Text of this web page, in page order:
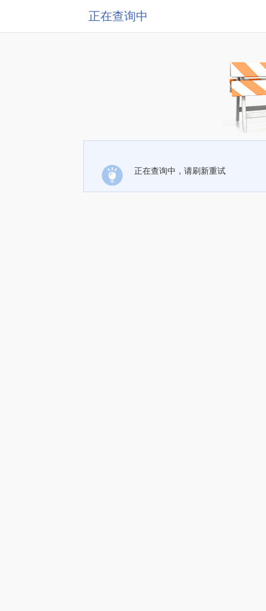
正在查询中
正在查询中，请刷新重试